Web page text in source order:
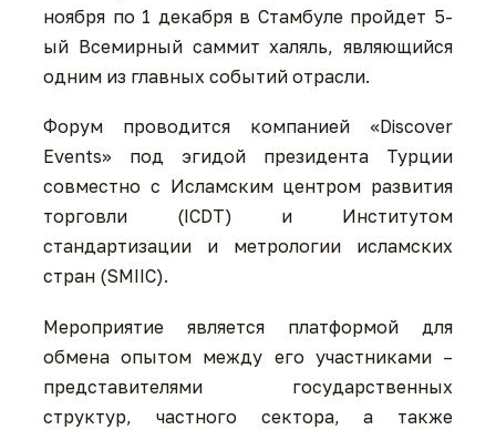
ноября по 1 декабря в Стамбуле пройдет 5-
ый Всемирный саммит халяль, являющийся
одним из главных событий отрасли.
Форум проводится компанией «Discover
Events» под эгидой президента Турции
совместно с Исламским центром развития
торговли (ICDT) и Институтом
стандартизации и метрологии исламских
стран (SMIIC).
Мероприятие является платформой для
обмена опытом между его участниками –
представителями государственных
структур, частного сектора, а также